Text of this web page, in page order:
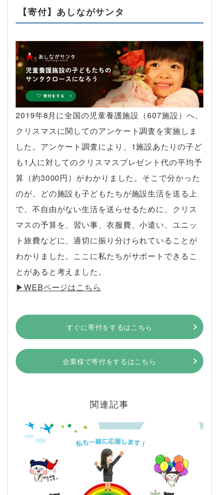
【寄付】あしながサンタ
2019年8月に全国の児童養護施設（607施設）へ、
クリスマスに関してのアンケート調査を実施しま
した。アンケート調査により、1施設あたりの子ど
も1人に対してのクリスマスプレゼント代の平均予
算（約3000円）がわかりました。そこで分かった
のが、どの施設も子どもたちが施設生活を送る上
で、不自由がない生活を送らせるために、クリス
マスの予算を、習い事、衣服費、小遣い、ユニッ
ト旅費などに、適切に振り分けられていることが
わかりました。ここに私たちがサポートできるこ
とがあると考えました。
▶︎WEBページはこちら
すぐに寄付をするはこちら
企業様で寄付をするはこちら
関連記事